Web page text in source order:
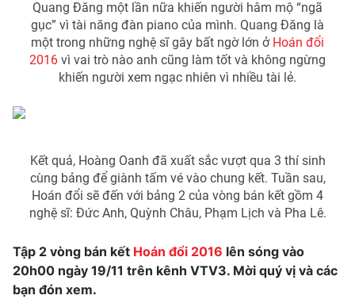
Ðiện thoại Thời báo VTV:024.66 897 897
Email:toasoan@vtv.vn
Liên hệ quảng cáo:
024-7300.7108
® Cấm sao chép dưới mọi hình thức nếu không có sự chấp
thuận bằng văn bản. Ghi rõ nguồn VTV.vn khi phát hành lại
Quang Đăng một lần nữa khiến người hâm mộ “ngã
gục” vì tài năng đàn piano của mình. Quang Đăng là
một trong những nghệ sĩ gây bất ngờ lớn ở Hoán đổi
2016 vì vai trò nào anh cũng làm tốt và không ngừng
khiến người xem ngạc nhiên vì nhiều tài lẻ.
Kết quả, Hoàng Oanh đã xuất sắc vượt qua 3 thí sinh
cùng bảng để giành tấm vé vào chung kết. Tuần sau,
Hoán đổi sẽ đến với bảng 2 của vòng bán kết gồm 4
nghệ sĩ: Đức Anh, Quỳnh Châu, Phạm Lịch và Pha Lê.
Tập 2 vòng bán kết Hoán đổi 2016 lên sóng vào
20h00 ngày 19/11 trên kênh VTV3. Mời quý vị và các
bạn đón xem.